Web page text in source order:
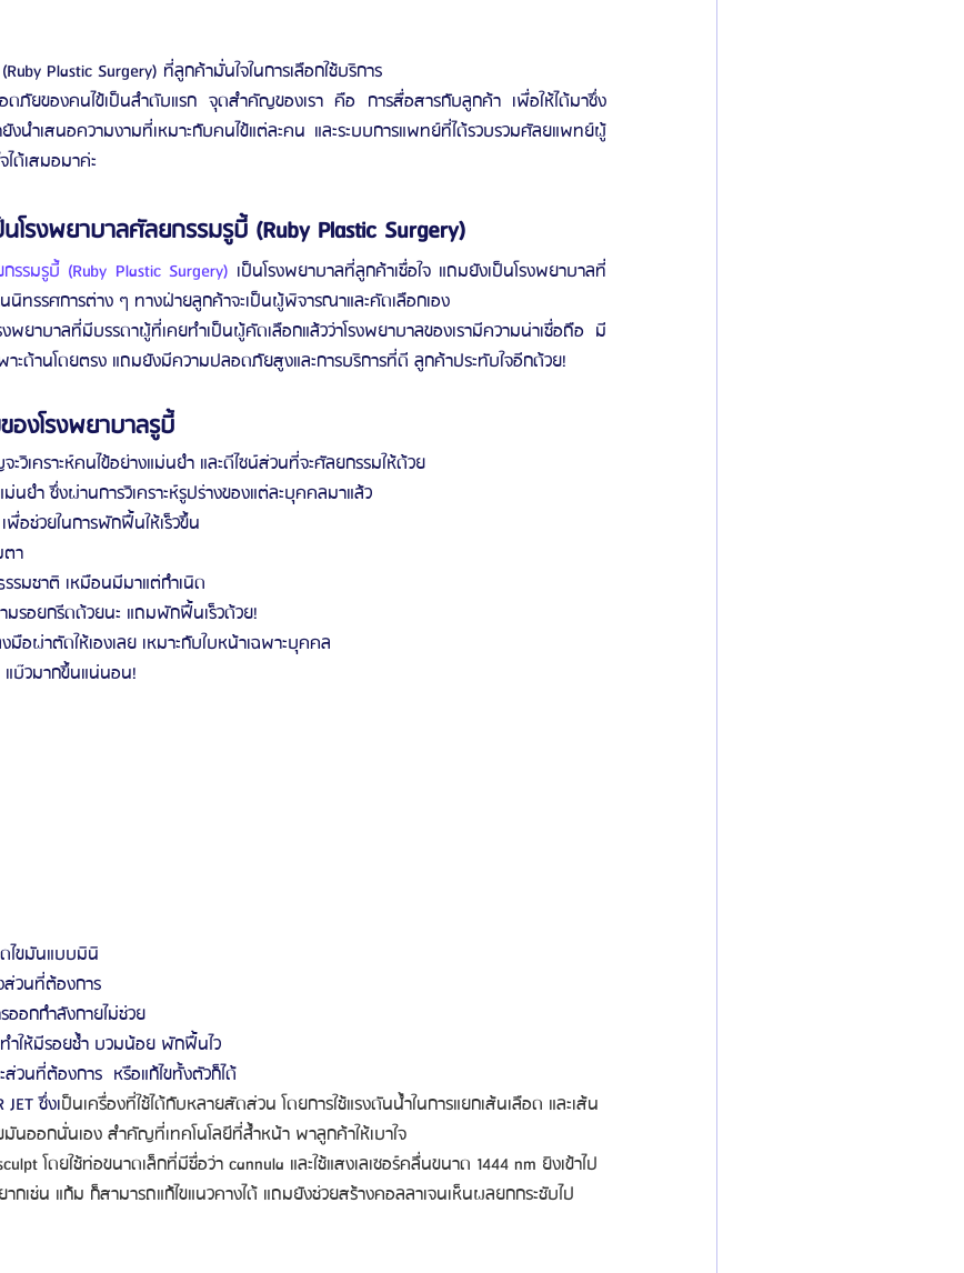
Plastic Surgery) ที่ลูกค้ามั่นใจในการเลือกใช้บริการ
อดภัยของคนไข้เป็นลำดับแรก จุดสำคัญของเรา คือ การสื่อสารกับลูกค้า เพื่อให้ได้มาซึ่ง
นำเสนอความงามที่เหมาะกับคนไข้แต่ละคน และระบบการแพทย์ที่ได้รวบรวมศัลยแพทย์ผู้
ได้เสมอมาค่ะ
โรงพยาบาลศัลยกรรมรูบี้ (Ruby Plastic Surgery)
รรมรูบี้ (Ruby Plastic Surgery) เป็นโรงพยาบาลที่ลูกค้าเชื่อใจ แถมยังเป็นโรงพยาบาลที่
นิทรรศการต่าง ๆ ทางฝ่ายลูกค้าจะเป็นผู้พิจารณาและคัดเลือกเอง
ะด้านโดยตรง แถมยังมีความปลอดภัยสูงและการบริการที่ดี ลูกค้าประทับใจอีกด้วย!
งโรงพยาบาลรูบี้
วิเคราะห์คนไข้อย่างแม่นยำ และดีไซน์ส่วนที่จะศัลยกรรมให้ด้วย
นยำ ซึ่งผ่านการวิเคราะห์รูปร่างของแต่ละบุคคลมาแล้ว
อช่วยในการพักฟื้นให้เร็วขึ้น
า
รมชาติ เหมือนมีมาแต่กำเนิด
มรอยกรีดด้วยนะ แถมพักฟื้นเร็วด้วย!
อผ่าตัดให้เองเลย เหมาะกับใบหน้าเฉพาะบุคคล
แบ๊วมากขึ้นแน่นอน!
ไขมันแบบมินิ
ส่วนที่ต้องการ
ออกกำลังกายไม่ช่วย
ให้มีรอยช้ำ บวมน้อย พักฟื้นไว
ส่วนที่ต้องการ  หรือแก้ไขทั้งตัวก็ได้
ซึ่งเป็นเครื่องที่ใช้ได้กับหลายสัดส่วน โดยการใช้แรงดันน้ำในการแยกเส้นเลือด และเส้น
มันออกนั่นเอง สำคัญที่เทคโนโลยีที่ล้ำหน้า พาลูกค้าให้เบาใจ
โดยใช้ท่อขนาดเล็กที่มีชื่อว่า cannula และใช้แสงเลเซอร์คลื่นขนาด 1444 nm ยิงเข้าไป
กเช่น แก้ม ก็สามารถแก้ไขแนวคางได้ แถมยังช่วยสร้างคอลลาเจนเห็นผลยกกระชับไป